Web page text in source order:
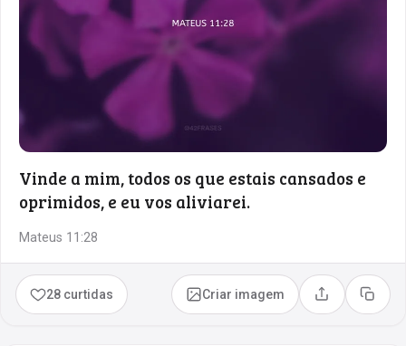
Vinde a mim, todos os que estais cansados e
oprimidos, e eu vos aliviarei.
Mateus 11:28
28 curtidas Criar imagem Compartilhar
Copiar